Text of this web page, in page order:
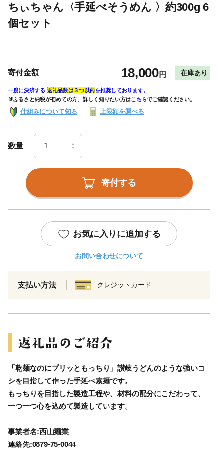
ちぃちゃん〈手延べそうめん 〉約300g 6
個セット
寄付金額 18,000円 在庫あり
一度に決済する 返礼品数は３つ以内を推奨しております。
🔰ふるさと納税が初めての方、詳しく知りたい方はこちらでご確認ください。
仕組みについて知る 上限額を調べる
数量
寄付する
お気に入りに追加する
お問い合わせについて
支払い方法 クレジットカード
「乾麺なのにプリッともっちり」讃岐うどんのような強いコ
シを目指して作った手延べ素麺です。
もっちりを目指した製造工程や、材料の配分にこだわって、
一つ一つ心を込めて製造しています。
事業者名:西山麺業
連絡先:0879-75-0044